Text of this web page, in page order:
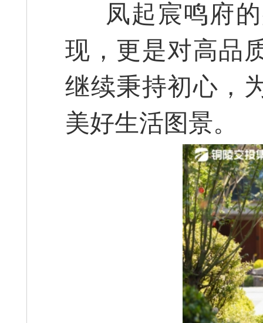
凤起宸鸣府的
现，更是对高品
继续秉持初心，
美好生活图景。